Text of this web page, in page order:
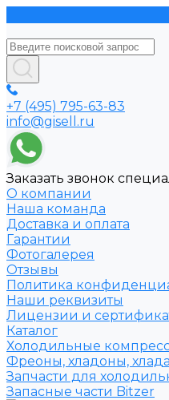
+7 (495) 795-63-83
info@gisell.ru
Заказать звонок
О компании
Наша команда
Доставка и оплата
Гарантии
Фотогалерея
Отзывы
Политика
Наши реквизиты
Лицензии и
Каталог
Холодильные
Фреоны, хладоны,
Запчасти для
Запасные части Bitzer